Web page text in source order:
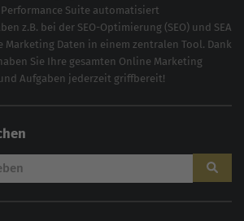
Performance Suite automatisiert
z.B. bei der SEO-Optimierung (SEO) und SEA
Daten in einem zentralen Tool. Dank
Sie Ihre gesamten Online Marketing
Aufgaben jederzeit griffbereit!